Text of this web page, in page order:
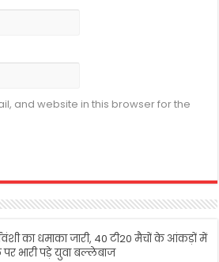
and website in this browser for the
का धमाका जारी, 40 टी20 मैचों के आंकड़ों में
भारी पड़े युवा बल्लेबाज